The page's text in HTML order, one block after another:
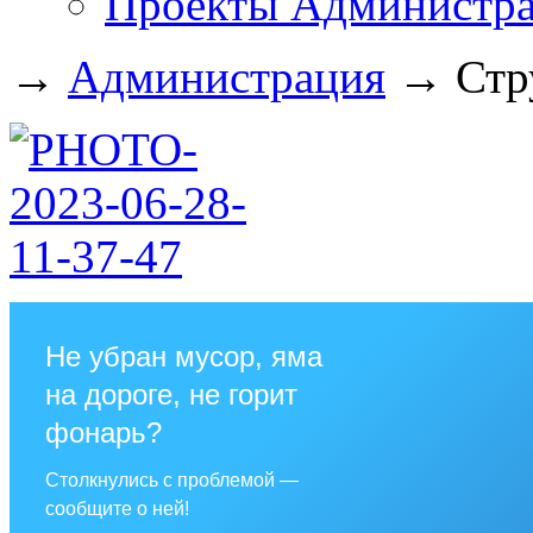
→ Администрация →
Не убран мусор, яма
на дороге, не горит
фонарь?
Столкнулись с проблемой —
сообщите о ней!